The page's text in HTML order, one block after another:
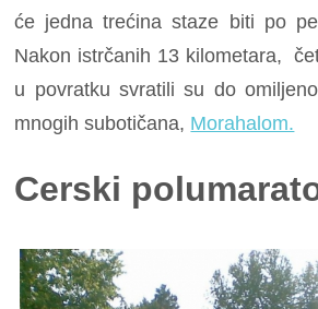
će jedna trećina staze biti po
Nakon istrčanih 13 kilometara,
u povratku svratili su do
mnogih subotičana, Morahalom.
Cerski